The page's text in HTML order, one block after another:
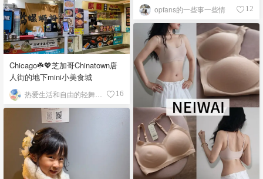
opfans的一些事一些情 12
Chicago☘️💖芝加哥Chinatown唐
人街的地下mini小美食城
16